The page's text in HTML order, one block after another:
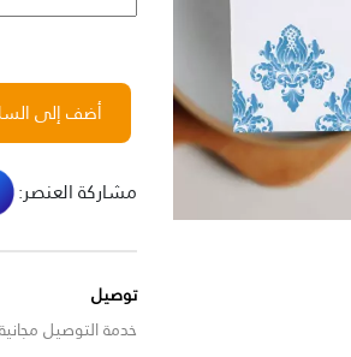
أضف إلى
مشاركة العنصر:
توصيل
خدمة التوصيل مجانية